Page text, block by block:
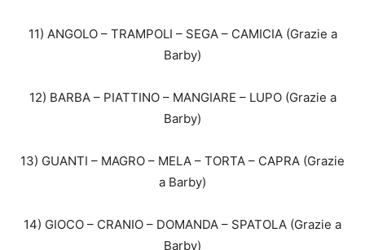
11) ANGOLO – TRAMPOLI – SEGA – CAMICIA (Grazie a
Barby)
12) BARBA – PIATTINO – MANGIARE – LUPO (Grazie a
Barby)
13) GUANTI – MAGRO – MELA – TORTA – CAPRA (Grazie
a Barby)
14) GIOCO – CRANIO – DOMANDA – SPATOLA (Grazie a
Barby)